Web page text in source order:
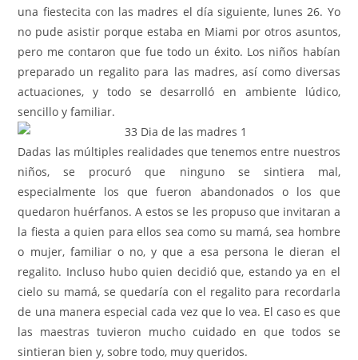
una fiestecita con las madres el día siguiente, lunes 26. Yo
no pude asistir porque estaba en Miami por otros asuntos,
pero me contaron que fue todo un éxito. Los niños habían
preparado un regalito para las madres, así como diversas
actuaciones, y todo se desarrolló en ambiente lúdico,
sencillo y familiar.
Dadas las múltiples realidades que tenemos entre nuestros
niños, se procuró que ninguno se sintiera mal,
especialmente los que fueron abandonados o los que
quedaron huérfanos. A estos se les propuso que invitaran a
la fiesta a quien para ellos sea como su mamá, sea hombre
o mujer, familiar o no, y que a esa persona le dieran el
regalito. Incluso hubo quien decidió que, estando ya en el
cielo su mamá, se quedaría con el regalito para recordarla
de una manera especial cada vez que lo vea. El caso es que
las maestras tuvieron mucho cuidado en que todos se
sintieran bien y, sobre todo, muy queridos.